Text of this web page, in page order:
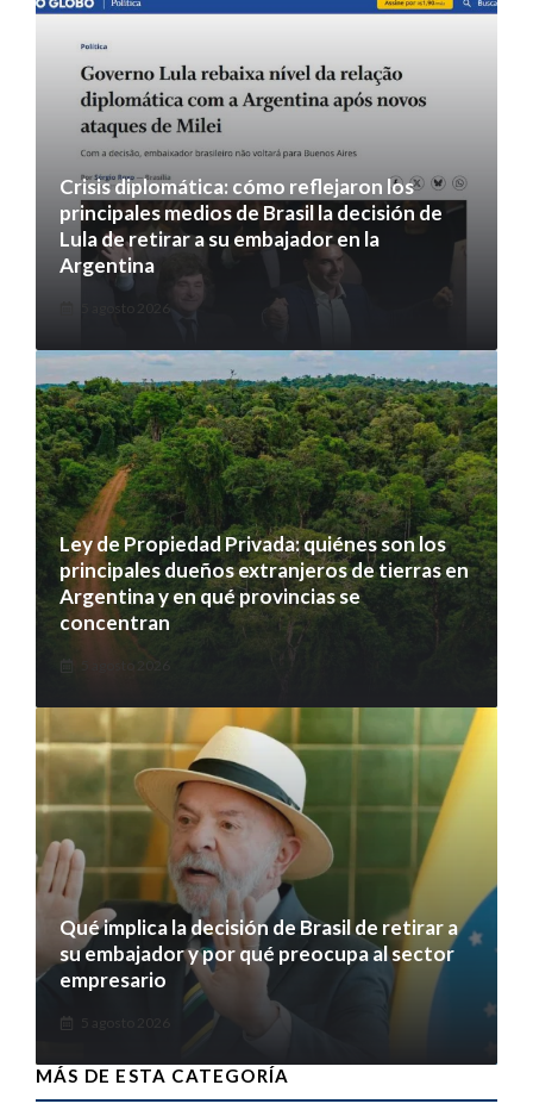
Crisis diplomática: cómo reflejaron los
principales medios de Brasil la decisión de
Lula de retirar a su embajador en la
Argentina
5 agosto 2026
Ley de Propiedad Privada: quiénes son los
principales dueños extranjeros de tierras en
Argentina y en qué provincias se
concentran
Qué implica la decisión de Brasil de retirar a
su embajador y por qué preocupa al sector
empresario
5 agosto 2026
MÁS DE ESTA CATEGORÍA